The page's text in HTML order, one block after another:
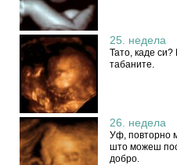
25. недела
Тато, каде
табаните.
26. недела
Уф, повтoрно
што можеш
добро.